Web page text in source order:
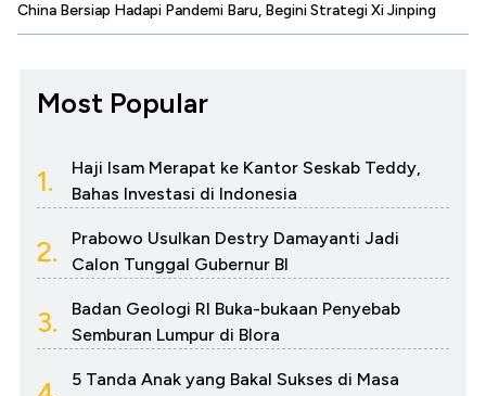
China Bersiap Hadapi Pandemi Baru, Begini Strategi Xi Jinping
Most Popular
1.
Haji Isam Merapat ke Kantor Seskab Teddy,
Bahas Investasi di Indonesia
2.
Prabowo Usulkan Destry Damayanti Jadi
Calon Tunggal Gubernur BI
3.
Badan Geologi RI Buka-bukaan Penyebab
Semburan Lumpur di Blora
5 Tanda Anak yang Bakal Sukses di Masa